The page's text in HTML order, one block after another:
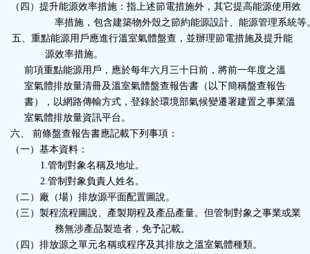
（四）提升能源效率措施：指上述節電措施外，其它提高能源使用效
率措施，包含建築物外殼之節約能源設計、能源管理系統等
五、重點能源用戶應進行溫室氣體盤查，並辦理節電措施及提升能
源效率措施。
前項重點能源用戶，應於每年六月三十日前，將前一年度之溫
室氣體排放量清冊及溫室氣體盤查報告書（以下簡稱盤查報告
書），以網路傳輸方式，登錄於環境部氣候變遷署建置之事業溫
室氣體排放量資訊平台。
六、
前條盤查報告書應記載下列事項：
（一）基本資料：
1.管制對象名稱及地址。
2.管制對象負責人姓名。
（二）廠（場）排放源平面配置圖說。
（三）製程流程圖說、產製期程及產品產量。但管制對象之事業或業
務無涉產品製造者，免予記載。
（四）排放源之單元名稱或程序及其排放之溫室氣體種類。